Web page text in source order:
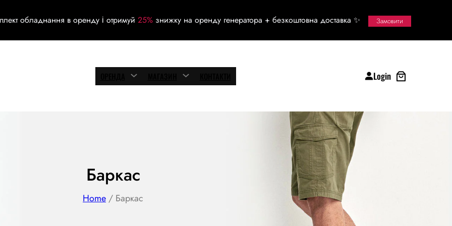
обладнання в оренду і отримуй25% знижку на оренду генератора + безкоштовна доставка ✨ Замовити
Login
Баркас
Home / Баркас